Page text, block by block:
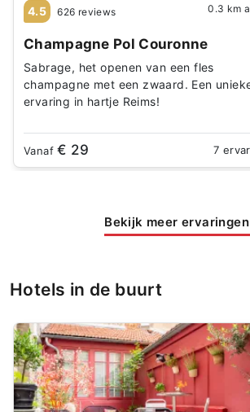
4.5 626 reviews 0.3 km
Champagne Pol Couronne
Sabrage, het openen van een fles
champagne met een zwaard. Een
ervaring in hartje Reims!
Vanaf€ 29 7
Bekijk meer ervaringen
Hotels in de buurt